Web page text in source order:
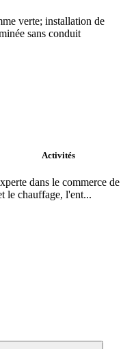
verte; installation de
sans conduit
Activités
dans le commerce de
le chauffage, l'ent...